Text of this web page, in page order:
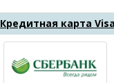
Кредитная карта